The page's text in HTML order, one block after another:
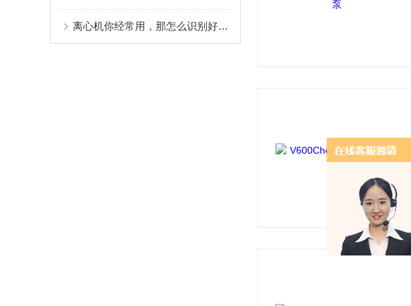
离心机你经常用，那怎么识别好的离心管？